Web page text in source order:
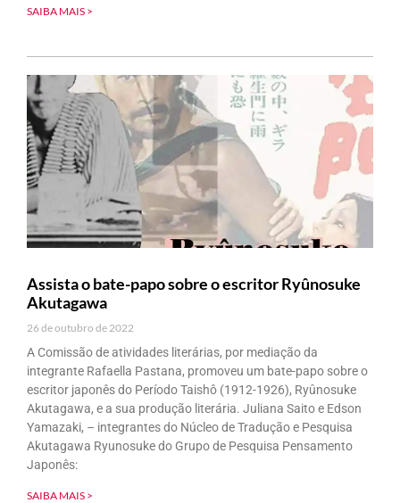
SAIBA MAIS >
Assista o bate-papo sobre o escritor Ryûnosuke
Akutagawa
26 de outubro de 2022
A Comissão de atividades literárias, por mediação da
integrante Rafaella Pastana, promoveu um bate-papo sobre o
escritor japonês do Período Taishô (1912-1926), Ryûnosuke
Akutagawa, e a sua produção literária. Juliana Saito e Edson
Yamazaki, – integrantes do Núcleo de Tradução e Pesquisa
Akutagawa Ryunosuke do Grupo de Pesquisa Pensamento
Japonês:
SAIBA MAIS >